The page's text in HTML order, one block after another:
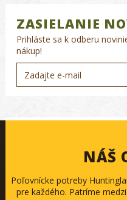
ZASIELANIE
Prihláste sa k odberu
nákup!
NÁŠ
Poľovnícke potreby
pre každého. Patríme